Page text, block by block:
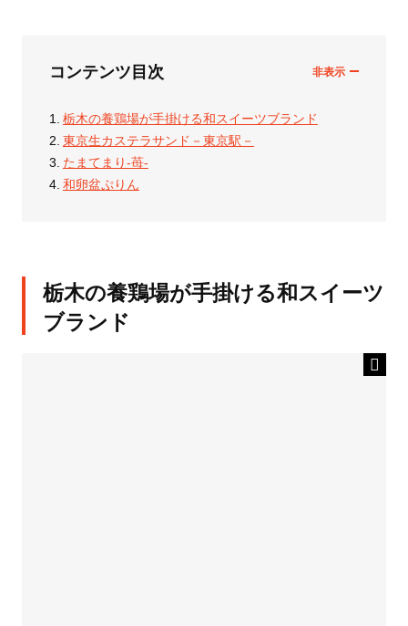
コンテンツ目次
栃木の養鶏場が手掛ける和スイーツブランド
東京生カステラサンド－東京駅－
たまてまり-苺-
和卵盆ぷりん
栃木の養鶏場が手掛ける和スイーツ
ブランド